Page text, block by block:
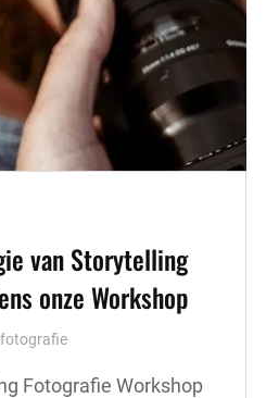
van Storytelling
onze Workshop
Fotografie Workshop